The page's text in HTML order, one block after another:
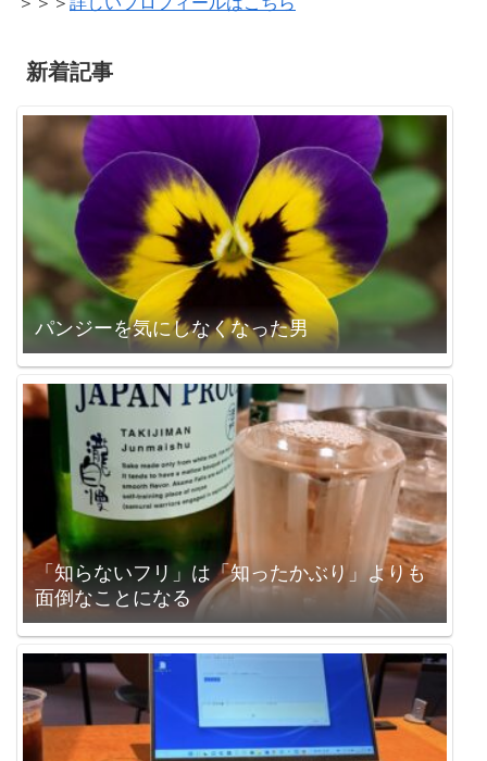
新着記事
パンジーを気にしなくなった男
「知らないフリ」は「知ったかぶり」よりも
面倒なことになる